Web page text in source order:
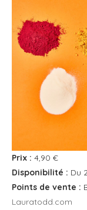
Prix : 4,90 €
Disponibilité : Du
Points de vente :
Lauratodd.com